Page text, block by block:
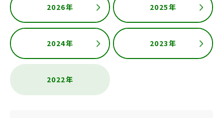
2026年 2025年
2024年 2023年
2022年